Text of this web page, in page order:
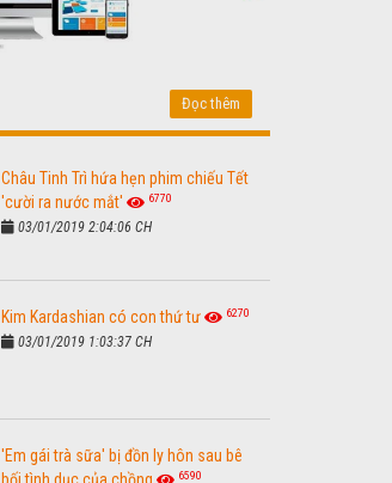
Đọc thêm
Châu Tinh Trì hứa hẹn phim chiếu Tết
'cười ra nước mắt'
6770
03/01/2019 2:04:06 CH
Kim Kardashian có con thứ tư 6270
03/01/2019 1:03:37 CH
'Em gái trà sữa' bị đồn ly hôn sau bê
6590